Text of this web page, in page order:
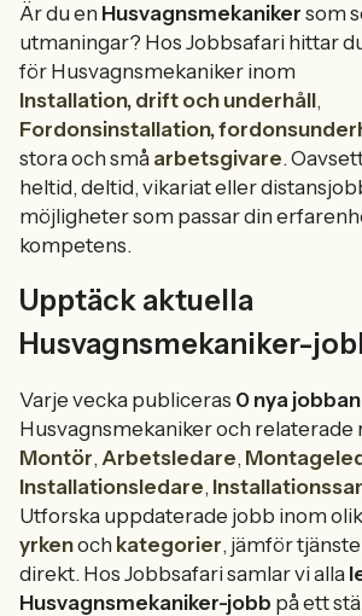
Är du en Husvagnsmekaniker som
utmaningar? Hos Jobbsafari hittar
för Husvagnsmekaniker inom
Installation, drift och underhåll,
Fordonsinstallation,
stora och små arbetsgivare.
heltid, deltid, vikariat eller
möjligheter som passar din
kompetens.
Upptäck aktuella
Husvagnsmekaniker-
Varje vecka publiceras 0 nya
Husvagnsmekaniker och relaterade
Montör,Arbetsledare,
Installationsledare,
Utforska uppdaterade jobb inom
yrkenoch kategorier, jämför
direkt. Hos Jobbsafari samlar vi alla
Husvagnsmekaniker-jobb på ett